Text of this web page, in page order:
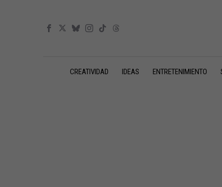
CREATIVIDAD IDEAS ENTRETENIMIENTO